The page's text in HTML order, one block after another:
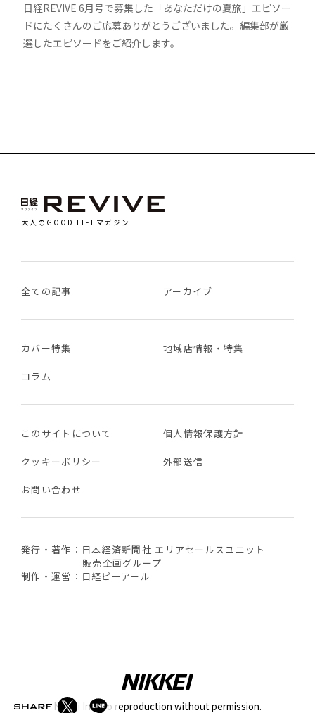
日経REVIVE 6月号で募集した「あなただけの夏旅」エピソー
ドにたくさんのご応募ありがとうございました。編集部が厳
選したエピソードをご紹介します。
大人のGOOD LIFEマガジン
全ての記事 アーカイブ
カバー特集 地域店情報・特集
コラム
このサイトについて 個人情報保護方針
クッキーポリシー 外部送信
お問い合わせ
発行・著作：日本経済新聞社 エリアセールスユニット
販売企画グループ
制作・運営：日経ピーアール
Nikkei Inc. No reproduction without permission.